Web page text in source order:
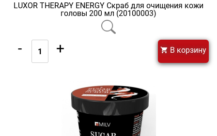
LUXOR THERAPY ENERGY Скраб для очищения кожи
головы 200 мл (20100003)
- + В корзину